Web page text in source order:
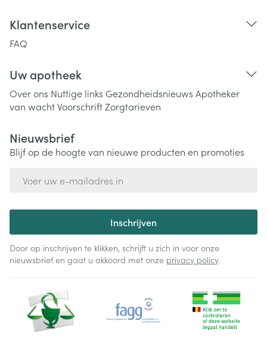
Klantenservice
FAQ
Uw apotheek
Over ons Nuttige links Gezondheidsnieuws Apotheker
van wachtVoorschriftZorgtarieven
Nieuwsbrief
Blijf op de hoogte van nieuwe producten en promoties
Inschrijven
Door op inschrijven te klikken, schrijft u zich in voor onze
nieuwsbrief en gaat u akkoord met onze privacy policy.